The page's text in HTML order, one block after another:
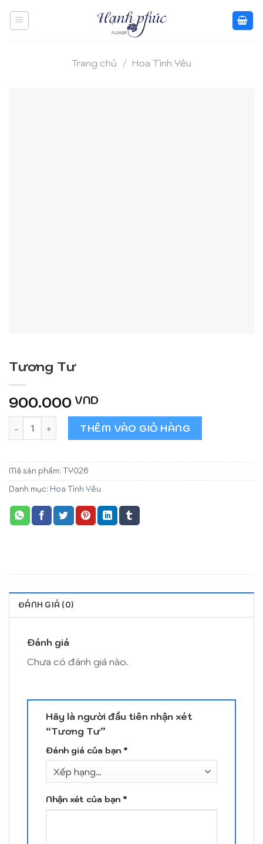
Trang chủ / Hoa Tình Yêu
Tương Tư
900.000 VND
Tương Tư số lượngTHÊM VÀO GIỎ HÀNG
Mã sản phẩm: TY026
Danh mục: Hoa Tình Yêu
ĐÁNH GIÁ (0)
Đánh giá
Chưa có đánh giá nào.
Hãy là người đầu tiên nhận xét
“Tương Tư”
Đánh giá của bạn *
Nhận xét của bạn *